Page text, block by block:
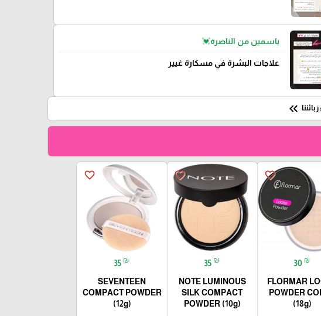
ياسمين من الناصرة💓
علاجات البشرة في مسكارة غيير
زبائننا keyboard_double_arrow_left
favorite_border
30 ₪
FLORMAR
POWDER
(18g)
favorite_border
35 ₪
NOTE LUMINOUS
SILK COMPACT
POWDER (10g)
favorite_border
35 ₪
SEVENTEEN
COMPACT POWDER
(12g)